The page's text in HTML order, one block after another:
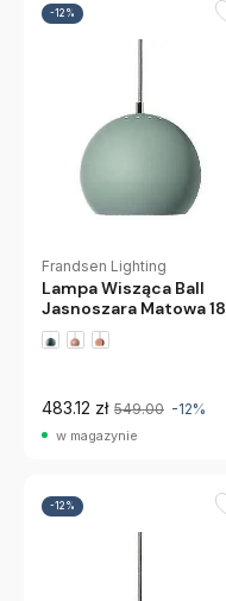
-12%
Frandsen Lighting
Lampa Wisząca Ball
Jasnoszara Matowa 18
Cm Frandsen
483.12 zł 549.00 -12%
w magazynie
-12%